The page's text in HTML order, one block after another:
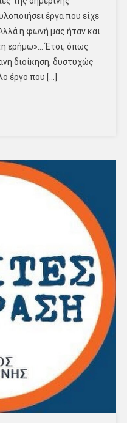
έργα που είχε
η φωνή μας ήταν και
ερήμω»… Έτσι, όπως
διοίκηση, δυστυχώς
έργο που […]